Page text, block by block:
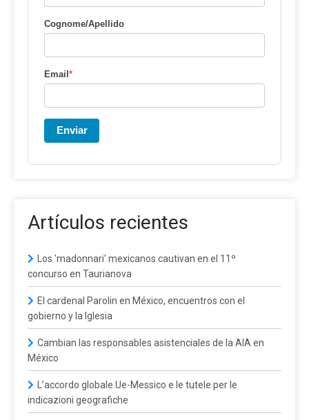
Cognome/Apellido
Email*
Enviar
Artículos recientes
Los 'madonnari' mexicanos cautivan en el 11º
concurso en Taurianova
El cardenal Parolin en México, encuentros con el
gobierno y la Iglesia
Cambian las responsables asistenciales de la AIA en
México
L’accordo globale Ue-Messico e le tutele per le
indicazioni geografiche